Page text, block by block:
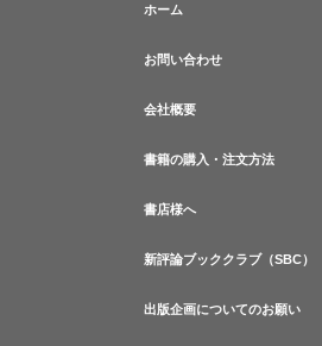
ホーム
お問い合わせ
会社概要
書籍の購入・注文方法
書店様へ
新評論ブッククラブ（SBC）
出版企画についてのお願い